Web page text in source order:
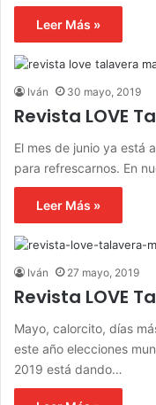
Leer Más »
Iván 30 mayo, 2019
Revista LOVE
El mes de junio ya está
para refrescarnos. En
Leer Más »
Iván 27 mayo, 2019
Revista LOVE
Mayo, calorcito, días
este año elecciones
2019 está dando…